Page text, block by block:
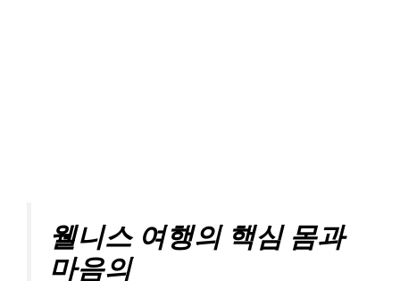
웰니스 여행의 핵심 몸과
마음의